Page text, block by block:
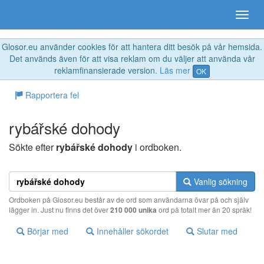
Glosor.eu använder cookies för att hantera ditt besök på vår hemsida.
Det används även för att visa reklam om du väljer att använda vår
reklamfinansierade version. Läs mer OK
Rapportera fel
rybářské dohody
Sökte efterrybářské dohody i ordboken.
Vanlig sökning
Ordboken på Glosor.eu består av de ord som användarna övar på och själv
lägger in. Just nu finns det över210 000 unika ord på totalt mer än 20 språk!
Börjar med Innehåller sökordet Slutar med